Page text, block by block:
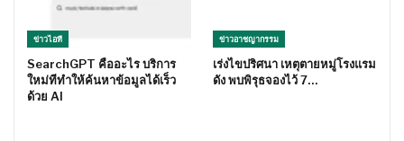
ข่าวไอที
SearchGPT คืออะไร บริการ
ใหม่ทีทำให้ค้นหาข้อมูลได้เร็ว
ด้วย AI
ข่าวอาชญากรรม
เร่งไขปริศนา เหตุตายหมู่โรงแรม
ดัง พบพิรุธจองไว้ 7…